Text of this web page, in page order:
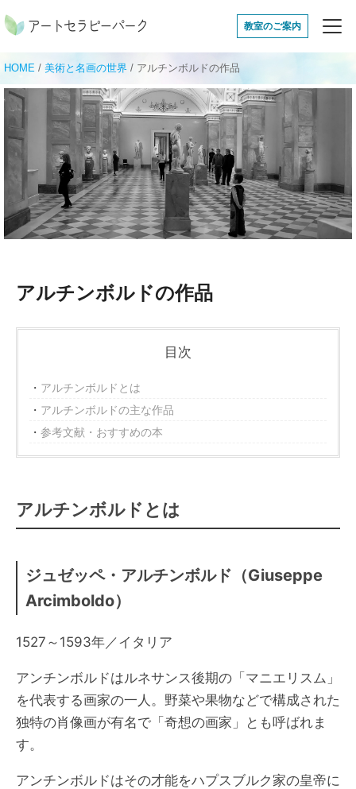
アートセラピー
教室のご案内
HOME / 美術と名画の世界 / アルチンボルドの作品
アルチンボルドの作品
目次
アルチンボルドとは
アルチンボルドの主な作品
参考文献・おすすめの本
アルチンボルドとは
ジュゼッペ・アルチンボルド（Giuseppe
Arcimboldo）
1527～1593年／イタリア
アンチンボルドはルネサンス後期の「マニエリスム」
を代表する画家の一人。野菜や果物などで構成された
独特の肖像画が有名で「奇想の画家」とも呼ばれま
す。
アンチンボルドはその才能をハプスブルク家の皇帝に